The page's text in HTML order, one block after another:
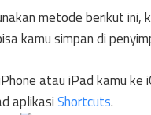
metode berikut ini,
kamu simpan di
atau iPad kamu ke
aplikasiShortcuts.